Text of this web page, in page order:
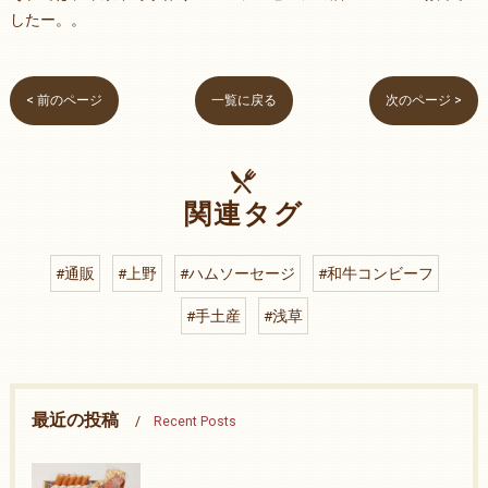
したー。。
< 前のページ 一覧に戻る 次のページ >
関連タグ
#通販 #上野 #ハムソーセージ #和牛コンビーフ
#手土産 #浅草
最近の投稿 Recent Posts